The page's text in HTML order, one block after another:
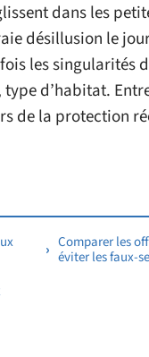
dans les
désillusion le
les singularités
d’habitat.
de la protection
Comparer les
éviter les faux-